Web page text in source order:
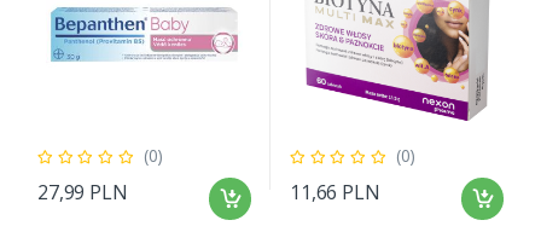
(0)
27,99 PLN
(0)
11,66 PLN